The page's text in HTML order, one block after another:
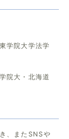
学院大学法学
院大・北海道
、またSNSや